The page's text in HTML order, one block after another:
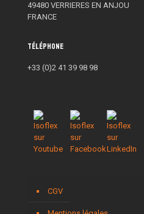
49480 VERRIERES EN ANJOU
FRANCE
Téléphone
+33 (0)2 41 39 98 98
CGV